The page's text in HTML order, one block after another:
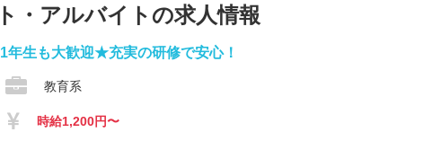
・アルバイトの求人情報
生も大歓迎★充実の研修で安心！
教育系
時給1,200円〜